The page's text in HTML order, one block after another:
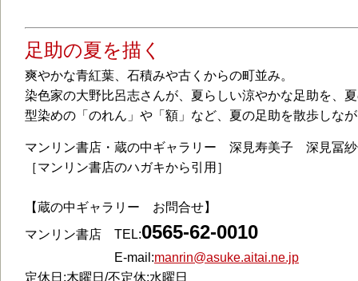
足助の夏を描く
爽やかな青紅葉、石積みや古くからの町並み。
染色家の大野比呂志さんが、夏らしい涼やかな足助を、
型染めの「のれん」や「額」など、夏の足助を散歩しな
マンリン書店・蔵の中ギャラリー 深見寿美子 深見冨
［マンリン書店のハガキ
【蔵の中ギャラリー お問合せ】
マンリン書店 TEL:0565-62-0010
E-mail:manrin@asuke.aitai.ne.jp
定休日:木曜日/不定休:水曜日